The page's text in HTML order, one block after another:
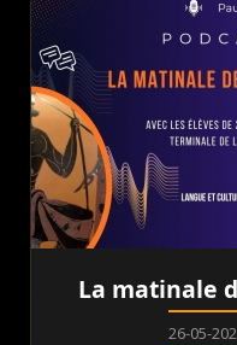
La matinale
26-05-